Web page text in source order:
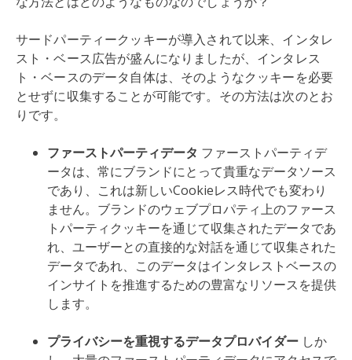
サードパーティークッキーが導入されて以来、インタレ
スト・ベース広告が盛んになりましたが、インタレス
ト・ベースのデータ自体は、そのようなクッキーを必要
とせずに収集することが可能です。その方法は次のとお
りです。
ファーストパーティデータ ファーストパーティデ
ータは、常にブランドにとって貴重なデータソース
であり、これは新しいCookieレス時代でも変わり
ません。ブランドのウェブプロパティ上のファース
トパーティクッキーを通じて収集されたデータであ
れ、ユーザーとの直接的な対話を通じて収集された
データであれ、このデータはインタレストベースの
インサイトを推進するための豊富なリソースを提供
します。
プライバシーを重視するデータプロバイダー しか